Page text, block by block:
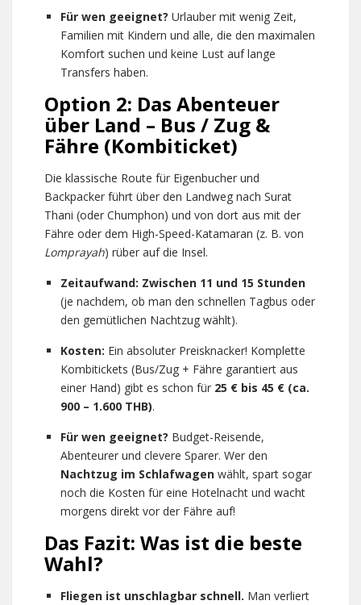
Für wen geeignet? Urlauber mit wenig Zeit,
Familien mit Kindern und alle, die den maximalen
Komfort suchen und keine Lust auf lange
Transfers haben.
Option 2: Das Abenteuer
über Land – Bus / Zug &
Fähre (Kombiticket)
Die klassische Route für Eigenbucher und
Backpacker führt über den Landweg nach Surat
Thani (oder Chumphon) und von dort aus mit der
Fähre oder dem High-Speed-Katamaran (z. B. von
Lomprayah) rüber auf die Insel.
Zeitaufwand: Zwischen 11 und 15 Stunden
(je nachdem, ob man den schnellen Tagbus oder
den gemütlichen Nachtzug wählt).
Kosten: Ein absoluter Preisknacker! Komplette
Kombitickets (Bus/Zug + Fähre garantiert aus
einer Hand) gibt es schon für 25 € bis 45 € (ca.
900 – 1.600 THB).
Für wen geeignet? Budget-Reisende,
Abenteurer und clevere Sparer. Wer den
Nachtzug im Schlafwagen wählt, spart sogar
noch die Kosten für eine Hotelnacht und wacht
morgens direkt vor der Fähre auf!
Das Fazit: Was ist die beste
Wahl?
Fliegen ist unschlagbar schnell. Man verliert